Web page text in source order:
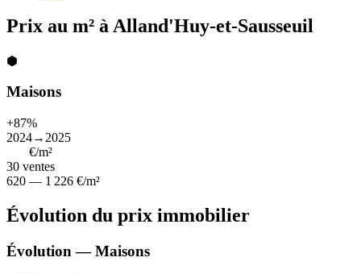
Prix au m² à Alland'Huy-et-Sausseuil
⬢
Maisons
+87%
2024→2025
€/m²
30 ventes
620 — 1 226 €/m²
Évolution du prix immobilier
Évolution — Maisons